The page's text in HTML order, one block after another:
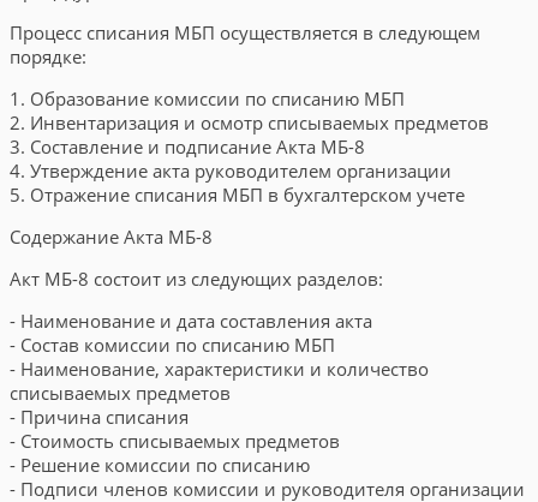
Процесс списания МБП осуществляется в следующем
порядке:
1. Образование комиссии по списанию МБП
2. Инвентаризация и осмотр списываемых предметов
3. Составление и подписание Акта МБ-8
4. Утверждение акта руководителем организации
5. Отражение списания МБП в бухгалтерском учете
Содержание Акта МБ-8
Акт МБ-8 состоит из следующих разделов:
- Наименование и дата составления акта
- Состав комиссии по списанию МБП
- Наименование, характеристики и количество
списываемых предметов
- Причина списания
- Стоимость списываемых предметов
- Решение комиссии по списанию
- Подписи членов комиссии и руководителя организации